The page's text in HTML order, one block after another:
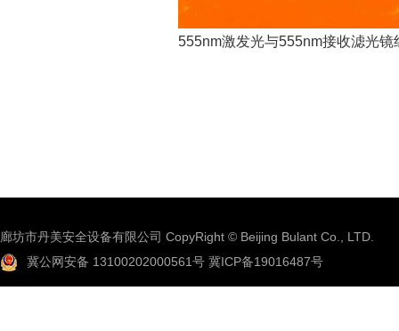
555nm激发光与555nm接收滤光
廊坊市丹美安全设备有限公司 CopyRight © Beijing Bulant Co., LTD.
冀公网安备 13100202000561号 冀ICP备19016487号